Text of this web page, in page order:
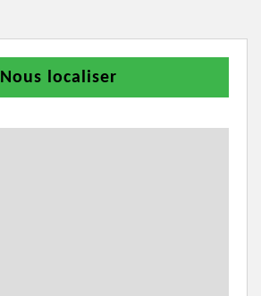
Nous localiser